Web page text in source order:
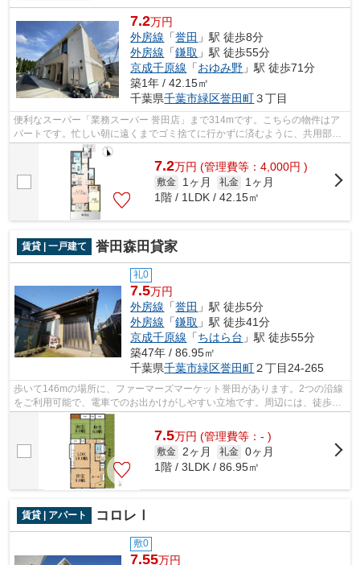
7.2万円
外房線 「誉田 」駅 徒歩8分
外房線 「鎌取 」駅 徒歩55分
京成千原線 「おゆみ野 」駅 徒歩71分
築1年 / 42.15㎡
千葉県千葉市緑区誉田町３丁目
便利なスーパー「業務スーパー 誉田店」まで314mです。こちらの物件はア
パートです。忙しい朝に遠くまでゴミ捨てに行かずに済むように、共用部に
ゴミ置き場が付いています。インターネ...
7.2万円 (管理費等：4,000円 )
敷金 1ヶ月 礼金
1ヶ月
1階 / 1LDK / 42.15㎡
賃貸 | 一戸建て 誉田森田貸家
礼0
7.5万円
外房線 「誉田 」駅 徒歩5分
外房線 「鎌取 」駅 徒歩41分
京成千原線 「ちはら台 」駅 徒歩55分
築47年 / 86.95㎡
千葉県千葉市緑区誉田町２丁目24-265
歩いて146mの場所に、ファーマーズマーケット誉田があります。2つの沿線
をご利用可能で、電車でのお出かけがしやすい立地です。周辺には、徒歩5
分で利用できる駅があります。こちらの...
7.5万円 (管理費等：- )
敷金 2ヶ月 礼金 0ヶ月
1階 / 3LDK / 86.95㎡
賃貸 | アパート コロレⅠ
敷0
7.55万円